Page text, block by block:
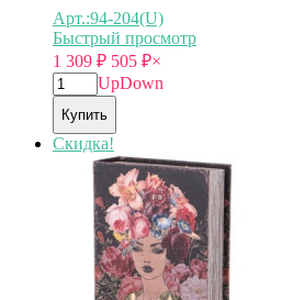
Арт.:94-204(U)
Быстрый просмотр
1 309 ₽ 505 ₽×
UpDown
Купить
Скидка!